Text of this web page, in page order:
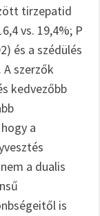
tirzepatid
vs. 19,4%; P
és a szédülés
A szerzők
kedvezőbb
a
a dualis
is